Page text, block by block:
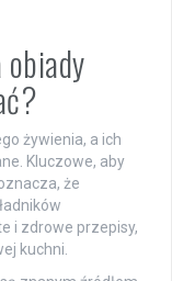
żywienia, a ich
Kluczowe, aby
że
i zdrowe przepisy,
kuchni.